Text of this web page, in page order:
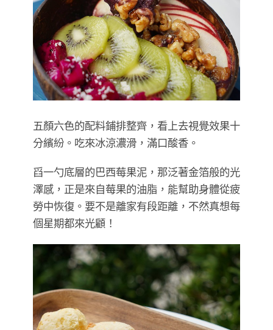
五顏六色的配料鋪排整齊，看上去視覺效果十
分繽紛。吃來冰涼濃滑，滿口酸香。
舀一勺底層的巴西莓果泥，那泛著金箔般的光
澤感，正是來自莓果的油脂，能幫助身體從疲
勞中恢復。要不是離家有段距離，不然真想每
個星期都來光顧！